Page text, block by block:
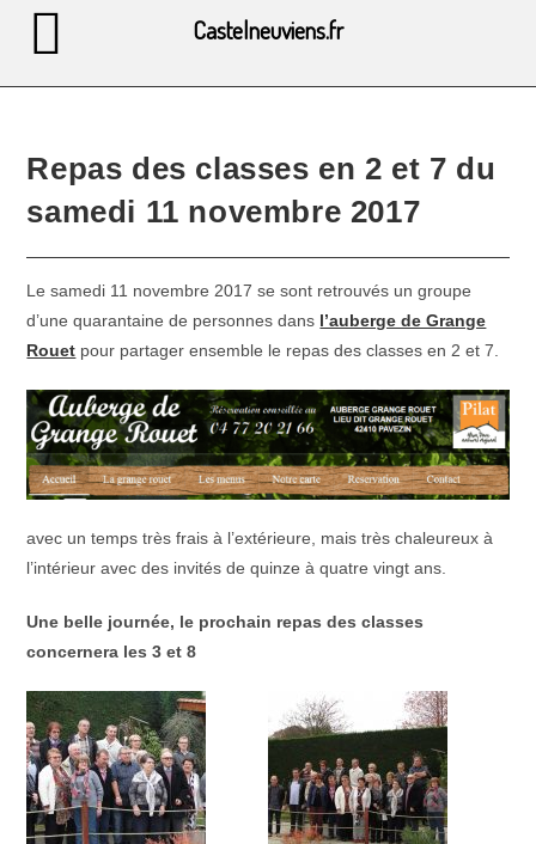
Repas des classes en 2 et 7 du
samedi 11 novembre 2017
Le samedi 11 novembre 2017 se sont retrouvés un groupe
d’une quarantaine de personnes dans l’auberge de Grange
Rouet pour partager ensemble le repas des classes en 2 et 7.
avec un temps très frais à l’extérieure, mais très chaleureux à
l’intérieur avec des invités de quinze à quatre vingt ans.
Une belle journée, le prochain repas des classes
concernera les 3 et 8
Castelneuviens.fr